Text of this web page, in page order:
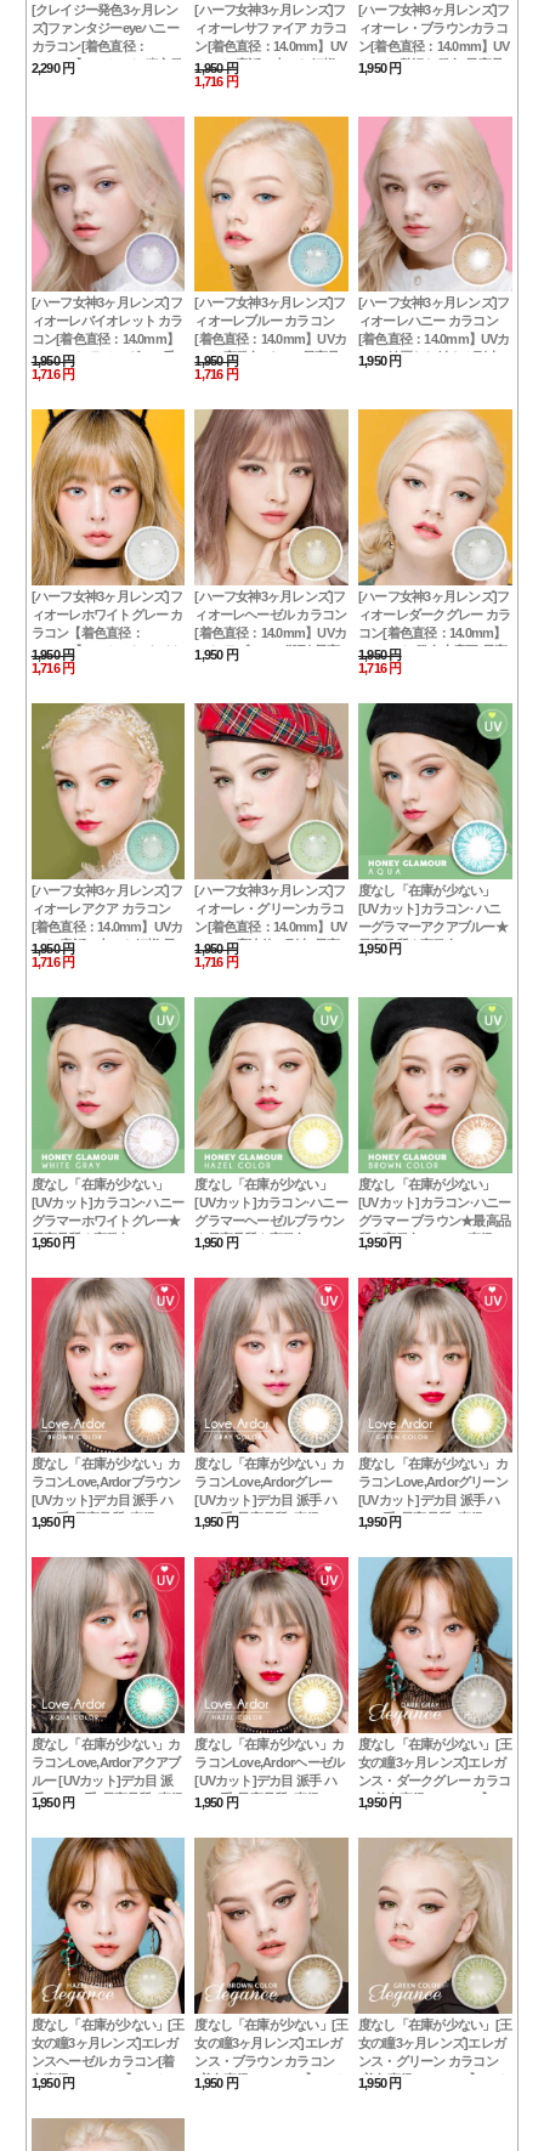
[クレイジー発色3ヶ月レン
ズ]ファンタジーeyeハニー
カラコン[着色直径：
13.5mm】UVカット*幽玄発
チなしFantasy Eye Honey
2,290 円
[ハーフ女神3ヶ月レンズ]フ
ィオーレサファイア カラコ
ン[着色直径：14.0mm】UV
カット*童話の中のお姫様*
最高品質Luxury Fiore
1,950 円
1,716 円
[ハーフ女神3ヶ月レンズ]フ
ィオーレ・ブラウンカラコ
ン[着色直径：14.0mm】UV
カット*贅沢な発色*最高品
1,950 円
[ハーフ女神3ヶ月レンズ]フ
ィオーレバイオレット カラ
コン[着色直径：14.0mm】
UVカット*ラベンダーの香
り*最高品質Luxury Fiore
1,950 円
1,716 円
[ハーフ女神3ヶ月レンズ]フ
ィオーレブルー カラコン
[着色直径：14.0mm】UVカ
ット*高発色パワー*最高品
質Luxury Fiore blue
1,950 円
1,716 円
[ハーフ女神3ヶ月レンズ]フ
ィオーレハニー カラコン
[着色直径：14.0mm】UVカ
ット*綺麗なお姉さん到来*
1,950 円
[ハーフ女神3ヶ月レンズ]フ
ィオーレホワイトグレー カ
ラコン【着色直径：
14.0mm】UVカット*ナイト
クラブの女神*最高品質
1,950 円
1,716 円
[ハーフ女神3ヶ月レンズ]フ
ィオーレヘーゼル カラコン
[着色直径：14.0mm】UVカ
ット*ラブコール殺到*最高
1,950 円
[ハーフ女神3ヶ月レンズ]フ
ィオーレダークグレー カラ
コン[着色直径：14.0mm】
UVカット*発色大魔王*最高
品質Luxury dark gray
1,950 円
1,716 円
[ハーフ女神3ヶ月レンズ]フ
ィオーレアクア カラコン
[着色直径：14.0mm】UVカ
ット*童話の中のお姫様*最
高品質Luxury Fiore aqua
1,950 円
1,716 円
[ハーフ女神3ヶ月レンズ]フ
ィオーレ・グリーンカラコ
ン[着色直径：14.0mm】UV
カット*魔法使い到来*最高
品質LuxuryFiore Green
1,950 円
1,716 円
度なし「在庫が少ない」
[UVカット]カラコン· ハニ
ーグラマーアクアブルー★
最高品質★高発色 ハーフ
Honey Glamour Aqua Blue
1,950 円
度なし「在庫が少ない」
[UVカット]カラコン·ハニー
グラマーホワイトグレー★
最高品質★高発色 ハーフ
13.2mm]度あり度なし
Honey Glamour White gray
1,950 円
度なし「在庫が少ない」
[UVカット]カラコン·ハニー
グラマーヘーゼルブラウン
★最高品質★高発色 ハーフ
13.2mm]度あり度なし
Honey Glamour Hazel
1,950 円
度なし「在庫が少ない」
[UVカット]カラコン·ハニー
グラマー ブラウン★最高品
質★高発色 ハーフ [直径 :
あり度なしHoney Glamour
Brown
1,950 円
度なし「在庫が少ない」カ
ラコンLove,Ardorブラウン
[UVカット]デカ目 派手 ハ
ーフ系 /最高品質 [直径 :
あり度なしBrown
1,950 円
度なし「在庫が少ない」カ
ラコンLove,Ardorグレー
[UVカット]デカ目 派手 ハ
ーフ系 /最高品質 [直径 :
あり度なしGray
1,950 円
度なし「在庫が少ない」カ
ラコンLove,Ardorグリーン
[UVカット]デカ目 派手 ハ
ーフ系 /最高品質 [直径 :
あり度なしGreen
1,950 円
度なし「在庫が少ない」カ
ラコンLove,Ardorアクアブ
ルー [UVカット]デカ目 派
手 ハーフ系 /最高品質 [直径
ありAqua Blue
1,950 円
度なし「在庫が少ない」カ
ラコンLove,Ardorヘーゼル
[UVカット]デカ目 派手 ハ
ーフ系 /最高品質 [直径 :
あり度なしhazel
1,950 円
度なし「在庫が少ない」[王
女の瞳3ヶ月レンズ]エレガ
ンス・ダークグレー カラコ
ン[着色直径：12.8mm】UV
1,950 円
度なし「在庫が少ない」[王
女の瞳3ヶ月レンズ]エレガ
ンスヘーゼル カラコン[着
色直径：12.8mm】UVカッ
1,950 円
度なし「在庫が少ない」[王
女の瞳3ヶ月レンズ]エレガ
ンス・ブラウン カラコン
[着色直径：12.8mm】UVカ
1,950 円
度なし「在庫が少ない」[王
女の瞳3ヶ月レンズ]エレガ
ンス・グリーン カラコン
[着色直径：12.8mm】UVカ
1,950 円